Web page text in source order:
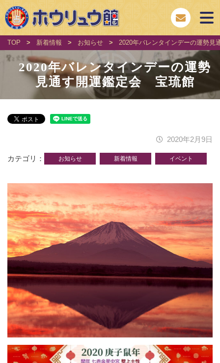
TOP > 新着情報 > お知らせ > 2020年バレンタインデーの運勢
2020年バレンタインデーの運勢
見通す開運鑑定会 宝琉館
2020年2月9日
カテゴリ お知らせ 新着情報 イベント